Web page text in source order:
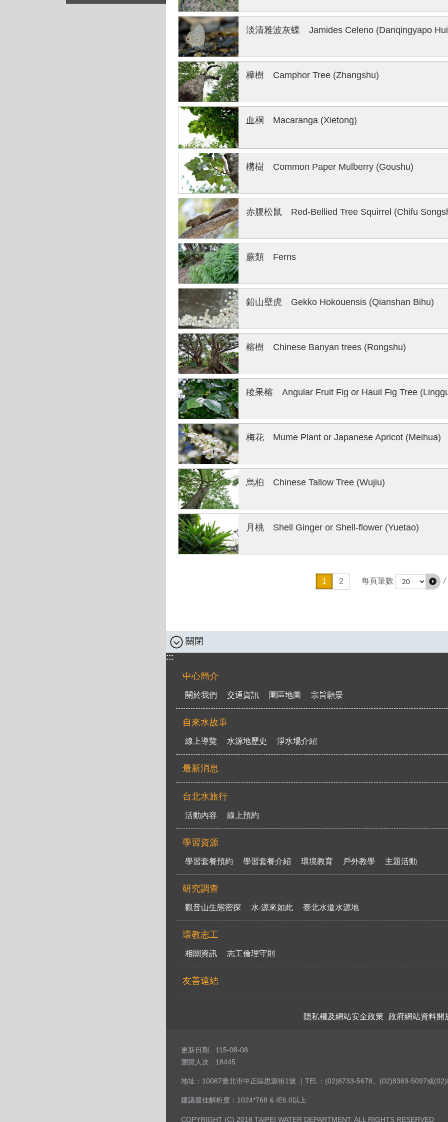
淡清雅波灰蝶 Jamides Celeno (Danqingyapo
樟樹 Camphor Tree (Zhangshu)
血桐 Macaranga (Xietong)
構樹 Common Paper Mulberry (Goushu)
赤腹松鼠 Red-Bellied Tree Squirrel (Chifu
蕨類 Ferns
鉛山壁虎 Gekko Hokouensis (Qianshan Bihu)
榕樹 Chinese Banyan trees (Rongshu)
稜果榕 Angular Fruit Fig or Hauil Fig Tree
梅花 Mume Plant or Japanese Apricot (Meihua)
烏桕 Chinese Tallow Tree (Wujiu)
月桃 Shell Ginger or Shell-flower (Yuetao)
1 2 每頁筆數 /
關閉
:::
中心簡介
關於我們 交通資訊 園區地圖 宗旨願景
自來水故事
線上導覽 水源地歷史 淨水場介紹
最新消息
台北水旅行
活動內容 線上預約
學習資源
學習套餐預約 學習套餐介紹 環境教育 戶外教學 主題活動
研究調查
觀音山生態密探 水‧源來如此 臺北水道水源地
環教志工
相關資訊 志工倫理守則
友善連結
隱私權及網站安全政策 政府網站資料開
更新日期
115-08-08
瀏覽人次
18445
地址：10087臺北市中正區思源街1號 ｜TEL：(02)8733-5678、(02)8369-5097或
建議最佳解析度：1024*768 & IE6.0以上
COPYRIGHT (C) 2018 TAIPEI WATER DEPARTMENT. ALL RIGHTS RESERVED